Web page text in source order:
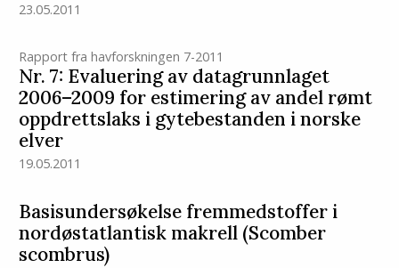
23.05.2011
Rapport fra havforskningen 7-2011
Nr. 7: Evaluering av datagrunnlaget
2006–2009 for estimering av andel rømt
oppdrettslaks i gytebestanden i norske
elver
19.05.2011
Basisundersøkelse fremmedstoffer i
nordøstatlantisk makrell (Scomber
scombrus)